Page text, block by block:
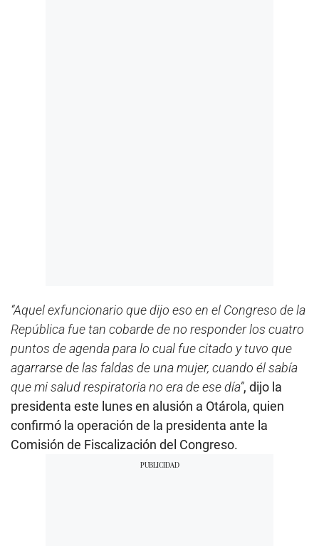
“Aquel exfuncionario que dijo eso en el Congreso de la
República fue tan cobarde de no responder los cuatro
puntos de agenda para lo cual fue citado y tuvo que
agarrarse de las faldas de una mujer, cuando él sabía
que mi salud respiratoria no era de ese día”, dijo la
presidenta este lunes en alusión a Otárola, quien
confirmó la operación de la presidenta ante la
Comisión de Fiscalización del Congreso.